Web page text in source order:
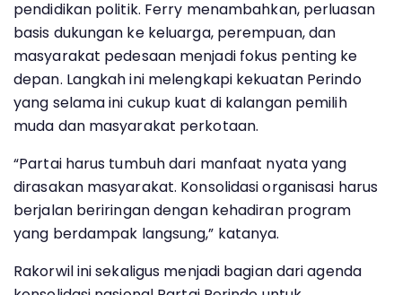
pendidikan politik. Ferry menambahkan, perluasan
basis dukungan ke keluarga, perempuan, dan
masyarakat pedesaan menjadi fokus penting ke
depan. Langkah ini melengkapi kekuatan Perindo
yang selama ini cukup kuat di kalangan pemilih
muda dan masyarakat perkotaan.
“Partai harus tumbuh dari manfaat nyata yang
dirasakan masyarakat. Konsolidasi organisasi harus
berjalan beriringan dengan kehadiran program
yang berdampak langsung,” katanya.
Rakorwil ini sekaligus menjadi bagian dari agenda